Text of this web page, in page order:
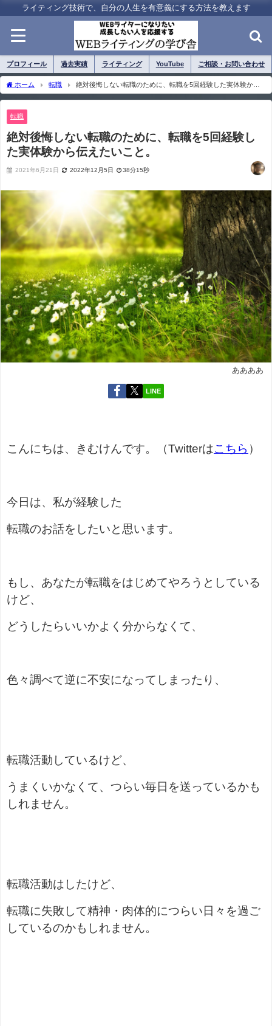
ライティング技術で、自分の人生を有意義にする方法を教えます
プロフィール 過去実績 ライティング YouTube ご相談・お問い合わせ
ホーム 転職
絶対後悔しない転職のために、転職を5回経験した実体験から
伝えたいこと。
転職
絶対後悔しない転職のために、転職を5回経験し
た実体験から伝えたいこと。
2021年6月21日 2022年12月5日 38分15秒
ああああ
LINE
こんにちは、きむけんです。（Twitterはこちら ）
今日は、私が経験した
転職のお話をしたいと思います。
もし、あなたが転職をはじめてやろうとしている
けど、
どうしたらいいかよく分からなくて、
色々調べて逆に不安になってしまったり、
転職活動しているけど、
うまくいかなくて、つらい毎日を送っているかも
しれません。
転職活動はしたけど、
転職に失敗して精神・肉体的につらい日々を過ご
しているのかもしれません。